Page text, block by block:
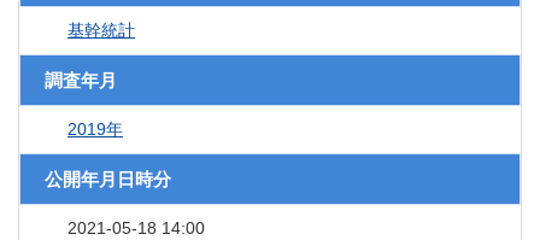
基幹統計
調査年月
2019年
公開年月日時分
2021-05-18 14:00